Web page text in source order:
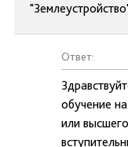
Ответ:
обучение
или